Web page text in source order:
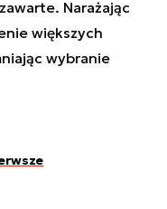
Narażając
większych
wybranie